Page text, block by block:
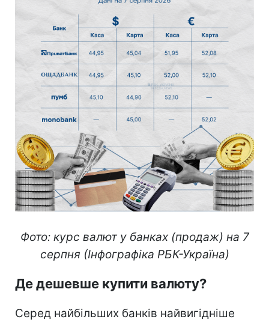
Фото: курс валют у банках (продаж) на 7
серпня (Інфографіка РБК-Україна)
Де дешевше купити валюту?
Серед найбільших банків найвигідніше